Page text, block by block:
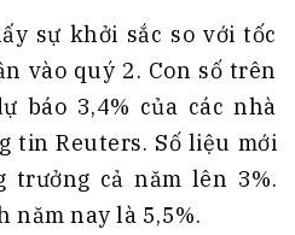
sự khởi sắc so với tốc
vào quý 2. Con số trên
báo 3,4% của các nhà
tin Reuters. Số liệu mới
trưởng cả năm lên 3%.
năm nay là 5,5%.